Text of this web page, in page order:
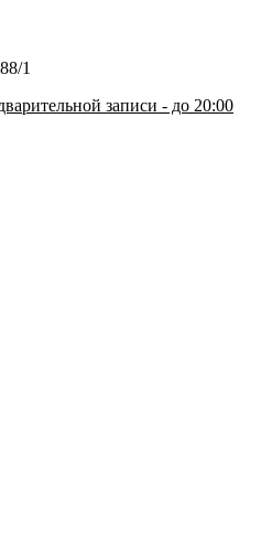
1
записи - до 20:00